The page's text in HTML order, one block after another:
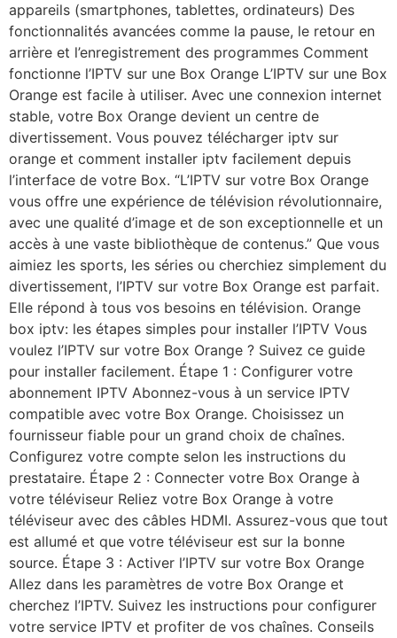
appareils (smartphones, tablettes, ordinateurs) Des
fonctionnalités avancées comme la pause, le retour en
arrière et l’enregistrement des programmes Comment
fonctionne l’IPTV sur une Box Orange L’IPTV sur une Box
Orange est facile à utiliser. Avec une connexion internet
stable, votre Box Orange devient un centre de
divertissement. Vous pouvez télécharger iptv sur
orange et comment installer iptv facilement depuis
l’interface de votre Box. “L’IPTV sur votre Box Orange
vous offre une expérience de télévision révolutionnaire,
avec une qualité d’image et de son exceptionnelle et un
accès à une vaste bibliothèque de contenus.” Que vous
aimiez les sports, les séries ou cherchiez simplement du
divertissement, l’IPTV sur votre Box Orange est parfait.
Elle répond à tous vos besoins en télévision. Orange
box iptv: les étapes simples pour installer l’IPTV Vous
voulez l’IPTV sur votre Box Orange ? Suivez ce guide
pour installer facilement. Étape 1 : Configurer votre
abonnement IPTV Abonnez-vous à un service IPTV
compatible avec votre Box Orange. Choisissez un
fournisseur fiable pour un grand choix de chaînes.
Configurez votre compte selon les instructions du
prestataire. Étape 2 : Connecter votre Box Orange à
votre téléviseur Reliez votre Box Orange à votre
téléviseur avec des câbles HDMI. Assurez-vous que tout
est allumé et que votre téléviseur est sur la bonne
source. Étape 3 : Activer l’IPTV sur votre Box Orange
Allez dans les paramètres de votre Box Orange et
cherchez l’IPTV. Suivez les instructions pour configurer
votre service IPTV et profiter de vos chaînes. Conseils